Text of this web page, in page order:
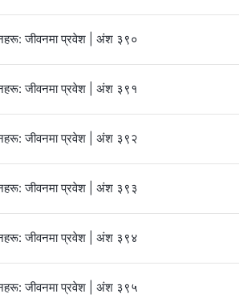
जीवनमा प्रवेश | अंश ३९०
जीवनमा प्रवेश | अंश ३९१
जीवनमा प्रवेश | अंश ३९२
जीवनमा प्रवेश | अंश ३९३
जीवनमा प्रवेश | अंश ३९४
जीवनमा प्रवेश | अंश ३९५